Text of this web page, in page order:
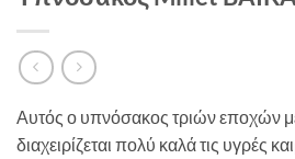
Αυτός ο υπνόσακος τριών εποχών
διαχειρίζεται πολύ καλά τις υγρές